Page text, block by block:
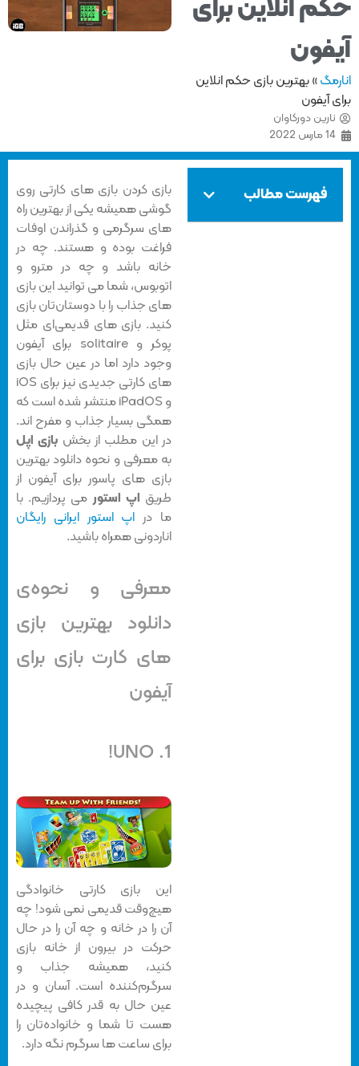
انلاین برای
»بهترین بازی حکم انلاین
آیفون
نارین دورکاوان
14 مارس 2022
فهرست مطالب
بازی کردن بازی های کارتی روی
گوشی همیشه یکی از بهترین راه
های سرگرمی و گذراندن اوفات
فراغت بوده و هستند. چه در
خانه باشد و چه در مترو و
اتوبوس، شما می توانید این بازی
های جذاب را با دوستان‌تان بازی
کنید. بازی های قدیمی‌ای مثل
پوکر و solitaire برای آیفون
وجود دارد اما در عین حال بازی
های کارتی جدیدی نیز برای iOS
و iPadOS منتشر شده است که
همگی بسیار جذاب و مفرح اند.
در این مطلب از بخشبازی اپل
به معرفی و نحوه دانلودبهترین
بازی های پاسوربرای آیفون از
طریقاپ استورمی پردازیم. با
ما در اپ استور ایرانی رایگان
اناردونی همراه باشید.
معرفی و نحوه‌ی
دانلود بهترین بازی
های کارت بازی برای
آیفون
UNO!
این بازی کارتی خانوادگی
هیچ‌وقت قدیمی نمی شود! چه
آن را در خانه و چه آن را در حال
حرکت در بیرون از خانه بازی
کنید، همیشه جذاب و
سرگرم‌کننده است. آسان و در
عین حال به قدر کافی پیچیده
هست تا شما و خانواده‌تان را
برای ساعت ها سرگرم نگه دارد.